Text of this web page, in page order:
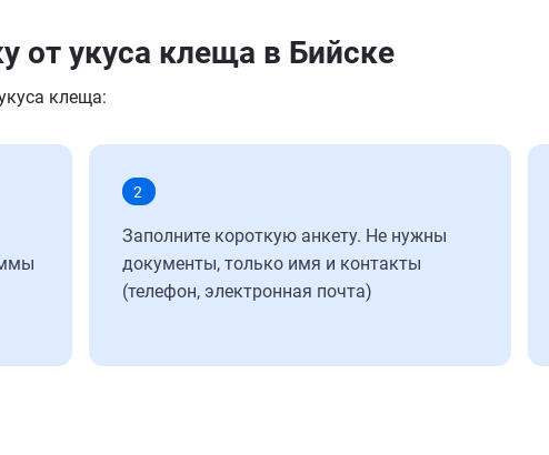
от укуса клеща в Бийске
клеща:
2
Заполните короткую анкету. Не нужны
документы, только имя и контакты
(телефон, электронная почта)